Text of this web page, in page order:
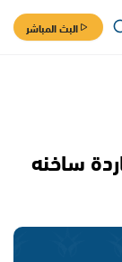
البث المباشر
ساخنه